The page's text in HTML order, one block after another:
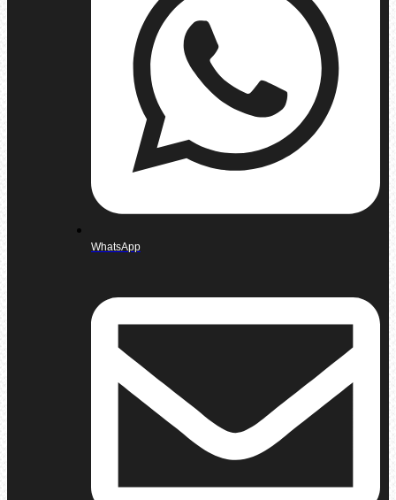
WhatsApp